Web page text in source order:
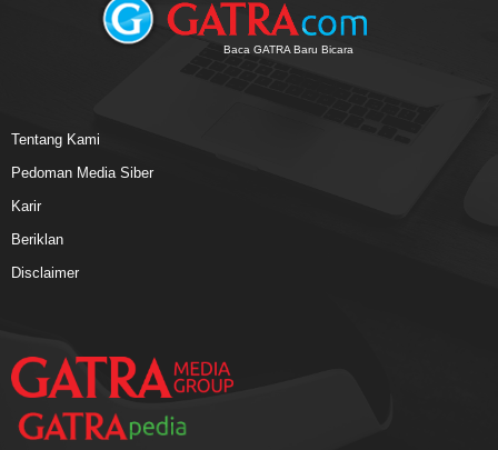
Baca GATRA Baru Bicara
Tentang Kami
Pedoman Media Siber
Karir
Beriklan
Disclaimer